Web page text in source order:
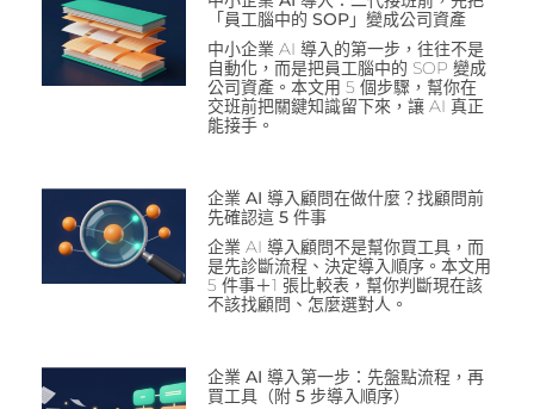
「員工腦中的 SOP」變成公司資產
中小企業 AI 導入的第一步，往往不是
自動化，而是把員工腦中的 SOP 變成
公司資產。本文用 5 個步驟，幫你在
交班前把關鍵知識留下來，讓 AI 真正
能接手。
企業 AI 導入顧問在做什麼？找顧問前
先確認這 5 件事
企業 AI 導入顧問不是幫你買工具，而
是先診斷流程、決定導入順序。本文用
5 件事＋1 張比較表，幫你判斷現在該
不該找顧問、怎麼選對人。
企業 AI 導入第一步：先盤點流程，再
買工具（附 5 步導入順序）